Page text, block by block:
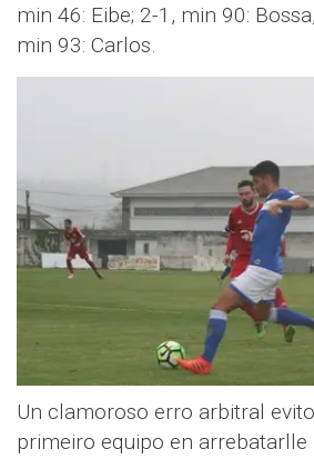
min 46: Eibe; 2-1, min 90:
min 93: Carlos.
Un clamoroso erro arbitral
primeiro equipo en